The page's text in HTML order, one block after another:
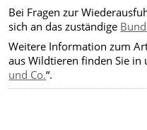
Bei Fragen zur
sich an das zuständige
Weitere Information zum
aus Wildtieren finden Sie in
und Co.“.